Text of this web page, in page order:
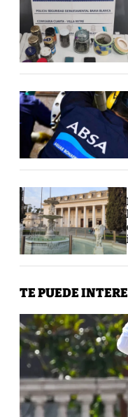
TE PUEDE